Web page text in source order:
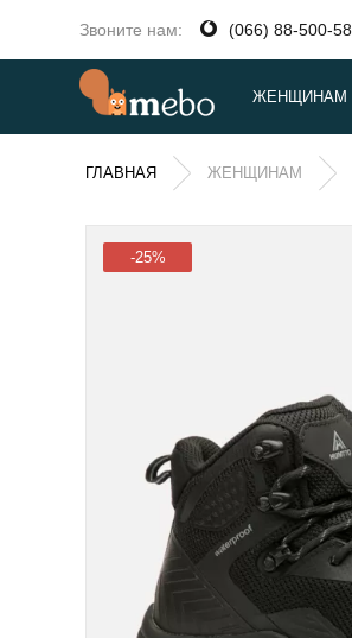
Звоните нам: (066) 88-500-58
ЖЕНЩИНАМ
ГЛАВНАЯ ЖЕНЩИНАМ
-25%